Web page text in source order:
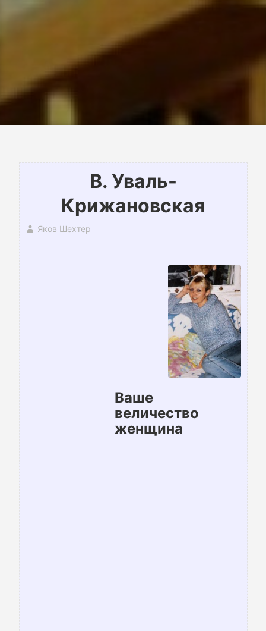
В. Уваль-
Крижановская
Яков Шехтер
Ваше
величество
женщина